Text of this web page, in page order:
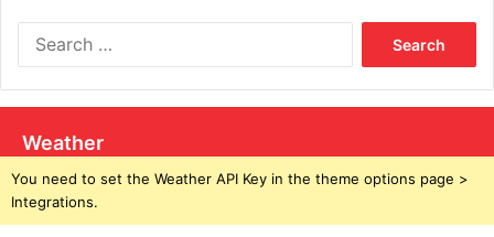
f
Weather
You need to set the Weather API Key in the theme options page >
Integrations.